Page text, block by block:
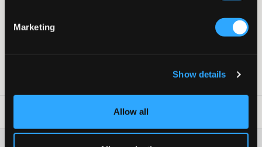
Marketing
Show details
Allow all
Gebreid
Half-zip